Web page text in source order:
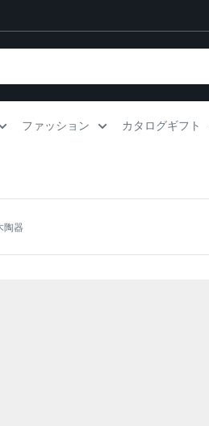
ファッション カタログギフト
陶器